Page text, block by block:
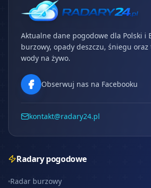
Aktualne dane pogodowe dla Polski i
burzowy, opady deszczu, śniegu
wody na żywo.
Obserwuj nas na Facebooku
kontakt@radary24.pl
Radary pogodowe
Radar burzowy